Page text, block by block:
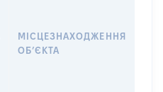
МІСЦЕЗНАХОДЖЕННЯ
ОБʼЄКТА